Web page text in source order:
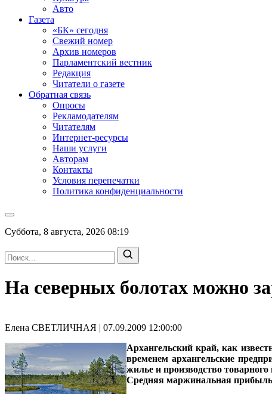
Авто
Газета
«БК» сегодня
Свежий номер
Архив номеров
Парламентский вестник
Редакция
Читатели о газете
Обратная связь
Опросы
Рекламодателям
Читателям
Интернет-ресурсы
Наши услуги
Авторам
Контакты
Условия перепечатки
Политика конфиденциальности
Суббота, 8 августа, 2026 08:19
На северных болотах можно
Елена СВЕТЛИЧНАЯ | 07.09.2009 12:00:00
Архангельский край, как
временем архангельские
жилье и производство
Средняя маржинальная прибыль